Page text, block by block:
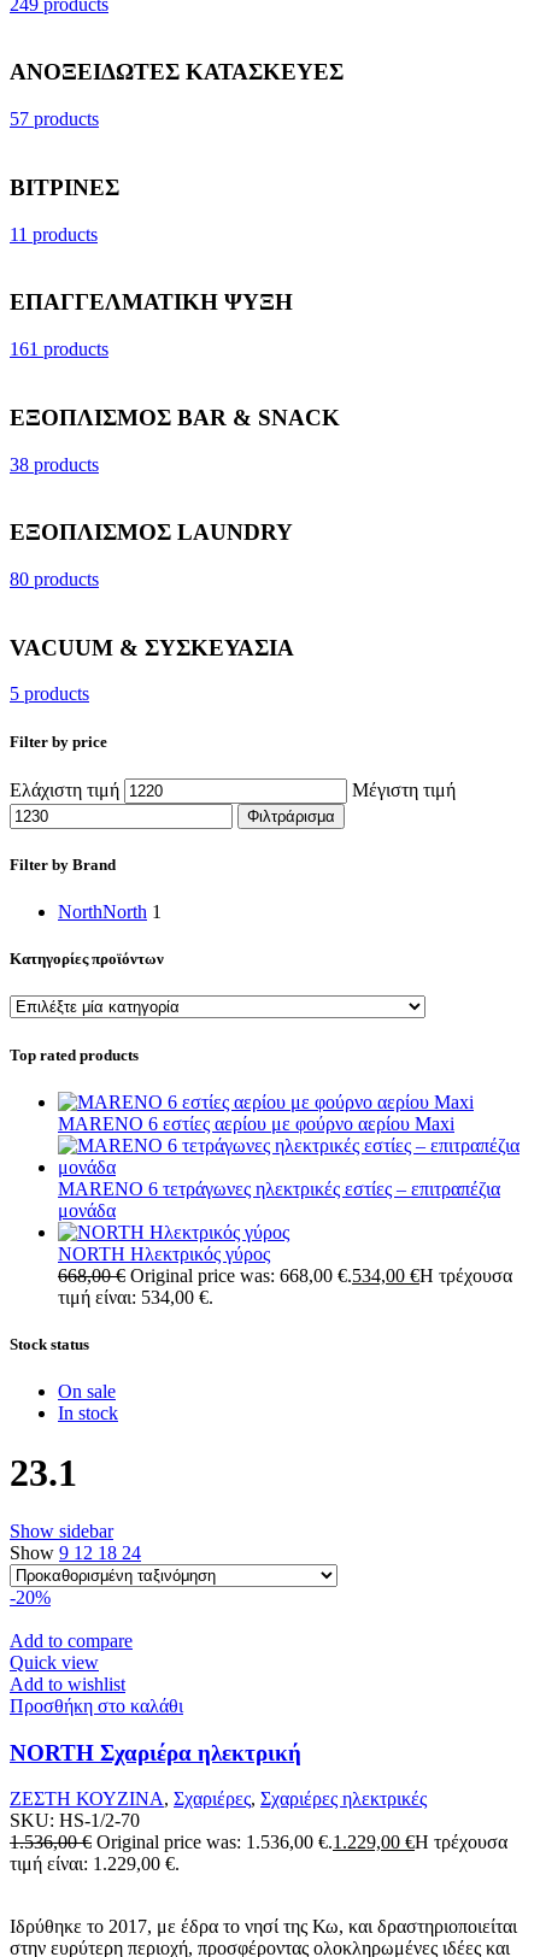
ΑΝΟΞΕΙΔΩΤΕΣ ΚΑΤΑΣΚΕΥΕΣ
57 products
ΒΙΤΡΙΝΕΣ
11 products
ΕΠΑΓΓΕΛΜΑΤΙΚΗ ΨΥΞΗ
161 products
ΕΞΟΠΛΙΣΜΟΣ BAR & SNACK
38 products
ΕΞΟΠΛΙΣΜΟΣ LAUNDRY
80 products
VACUUM & ΣΥΣΚΕΥΑΣΙΑ
5 products
Filter by price
Ελάχιστη τιμή Μέγιστη τιμή
Φιλτράρισμα
Filter by Brand
NorthNorth 1
Κατηγορίες προϊόντων
Top rated products
MARENO 6 εστίες αερίου με φούρνο αερίου Maxi
MARENO 6 τετράγωνες ηλεκτρικές εστίες – επιτραπέζια
μονάδα
NORTH Ηλεκτρικός γύρος
668,00€ Original price was: 668,00 €.534,00 €Η τρέχουσα
τιμή είναι: 534,00 €.
Stock status
On sale
In stock
23.1
Show sidebar
Show 9 12 18 24
-20%
Add to compare
Quick view
Add to wishlist
Προσθήκη στο καλάθι
NORTH Σχαριέρα ηλεκτρική
ΖΕΣΤΗ ΚΟΥΖΙΝΑ, Σχαριέρες, Σχαριέρες ηλεκτρικές
SKU: HS-1/2-70
1.536,00€ Original price was: 1.536,00 €.1.229,00 €Η τρέχουσα
τιμή είναι: 1.229,00 €.
Ιδρύθηκε το 2017, με έδρα το νησί της Κω, και δραστηριοποιείται
στην ευρύτερη περιοχή, προσφέροντας ολοκληρωμένες ιδέες και